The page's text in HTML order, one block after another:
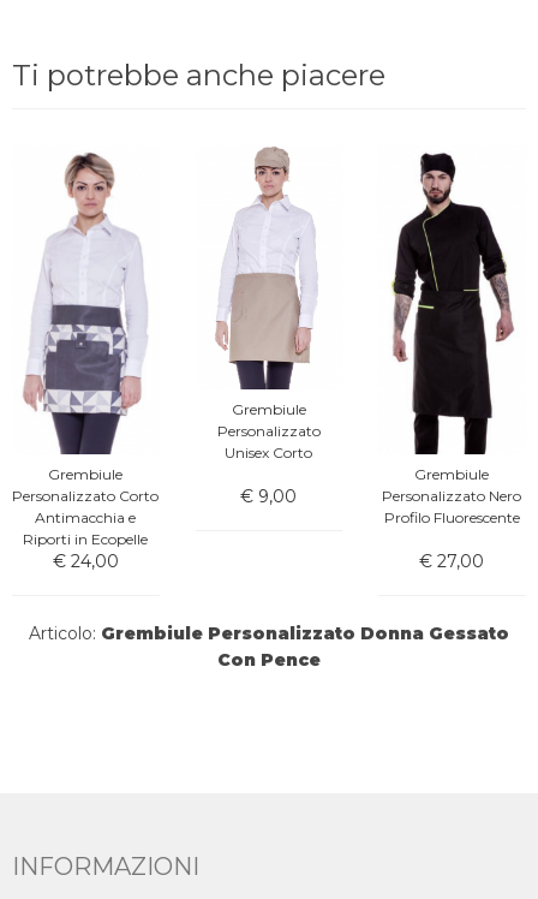
Ti potrebbe anche piacere
Grembiule
Personalizzato Corto
Antimacchia e
Riporti in Ecopelle
€ 24,00
Grembiule
Personalizzato
Unisex Corto
€ 9,00
Grembiule
Personalizzato Nero
Profilo Fluorescente
€ 27,00
Articolo: Grembiule Personalizzato Donna Gessato
Con Pence
INFORMAZIONI